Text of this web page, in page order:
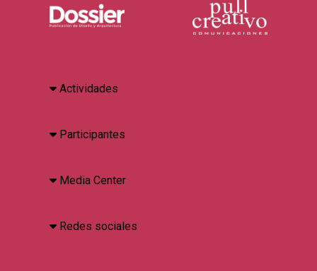
Actividades
Participantes
Media Center
Redes sociales